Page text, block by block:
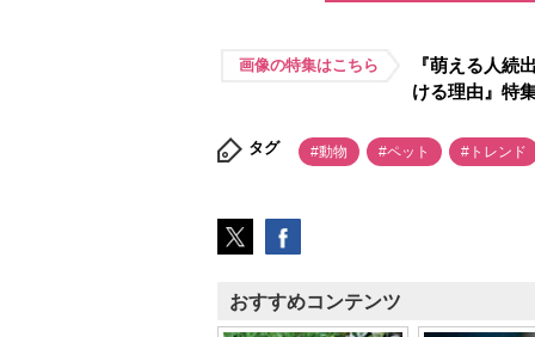
画像の特集はこちら
『萌える人続
ける理由』特
タグ #動物 #ペット #トレンド
おすすめコンテンツ